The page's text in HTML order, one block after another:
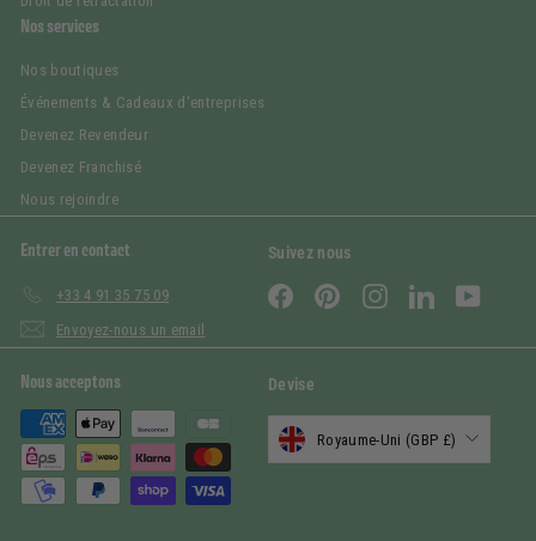
Nos services
Nos boutiques
Événements & Cadeaux d'entreprises
Devenez Revendeur
Devenez Franchisé
Nous rejoindre
Entrer en contact
+33 4 91 35 75 09
Envoyez-nous un email
Suivez nous
FacebookPinterestInstagramLinkedIn
Nous acceptons Devise
Royaume-Uni (GBP £)